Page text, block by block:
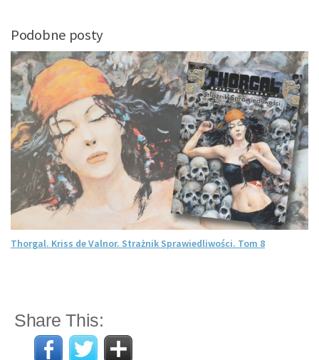
Podobne posty
Thorgal. Kriss de Valnor. Strażnik Sprawiedliwości. Tom 8
Share This: